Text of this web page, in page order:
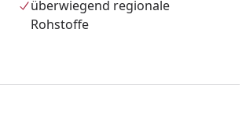
überwiegend regionale
Rohstoffe